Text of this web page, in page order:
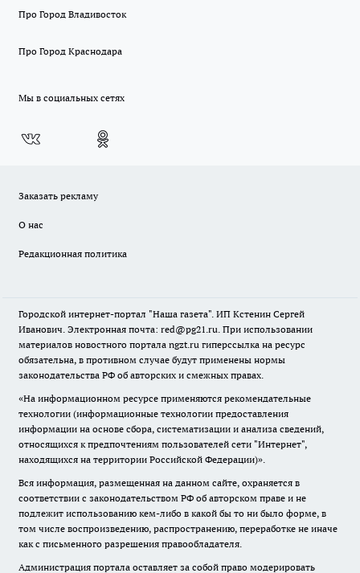
Про Город Владивосток
Про Город Краснодара
Мы в социальных сетях
Заказать рекламу
О нас
Редакционная политика
Городской интернет-портал "Наша газета". ИП Кстенин Сергей
Иванович. Электронная почта: red@pg21.ru. При использовании
материалов новостного портала ngzt.ru гиперссылка на ресурс
обязательна, в противном случае будут применены нормы
законодательства РФ об авторских и смежных правах.
«На информационном ресурсе применяются рекомендательные
технологии (информационные технологии предоставления
информации на основе сбора, систематизации и анализа сведений,
относящихся к предпочтениям пользователей сети "Интернет",
находящихся на территории Российской Федерации)».
Вся информация, размещенная на данном сайте, охраняется в
соответствии с законодательством РФ об авторском праве и не
подлежит использованию кем-либо в какой бы то ни было форме, в
том числе воспроизведению, распространению, переработке не иначе
как с письменного разрешения правообладателя.
Администрация портала оставляет за собой право модерировать